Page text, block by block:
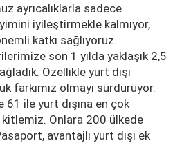
ayrıcalıklarla sadece
iyileştirmekle kalmıyor,
katkı sağlıyoruz.
son 1 yılda yaklaşık 2,5
Özellikle yurt dışı
farkımız olmayı sürdürüyor.
61 ile yurt dışına en çok
Onlara 200 ülkede
avantajlı yurt dışı ek